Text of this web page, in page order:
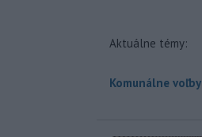
Aktuálne témy:
Komunálne voľby